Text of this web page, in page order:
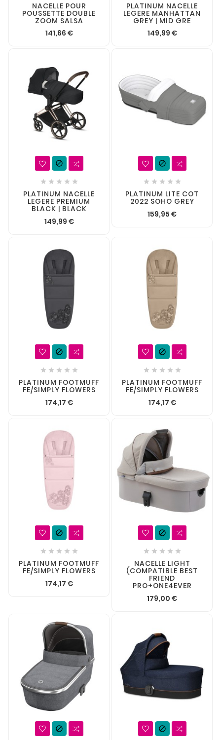
NACELLE POUR
POUSSETTE DOUBLE
ZOOM SALSA
141,66 €
PLATINUM NACELLE
LEGERE MANHATTAN
GREY | MID GRE
149,99 €

    
PLATINUM NACELLE
LEGERE PREMIUM
BLACK | BLACK
149,99 €

    
PLATINUM LITE COT
2022 SOHO GREY
159,95 €

    
PLATINUM FOOTMUFF
FE/SIMPLY FLOWERS
174,17 €

    
PLATINUM FOOTMUFF
FE/SIMPLY FLOWERS
174,17 €

    
PLATINUM FOOTMUFF
FE/SIMPLY FLOWERS
174,17 €

    
NACELLE LIGHT
(COMPATIBLE BEST
FRIEND
PRO+ONE4EVER
179,00 €
 